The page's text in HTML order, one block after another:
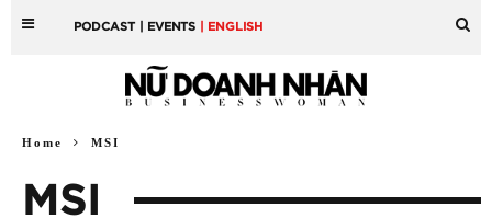
PODCAST | EVENTS | ENGLISH
Home MSI
MSI